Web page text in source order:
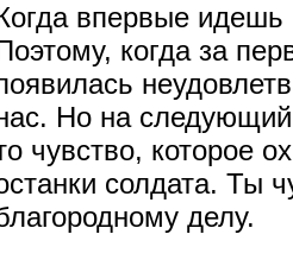
впервые идешь
когда за
Но на
чувство, которое
солдата. Ты
делу.